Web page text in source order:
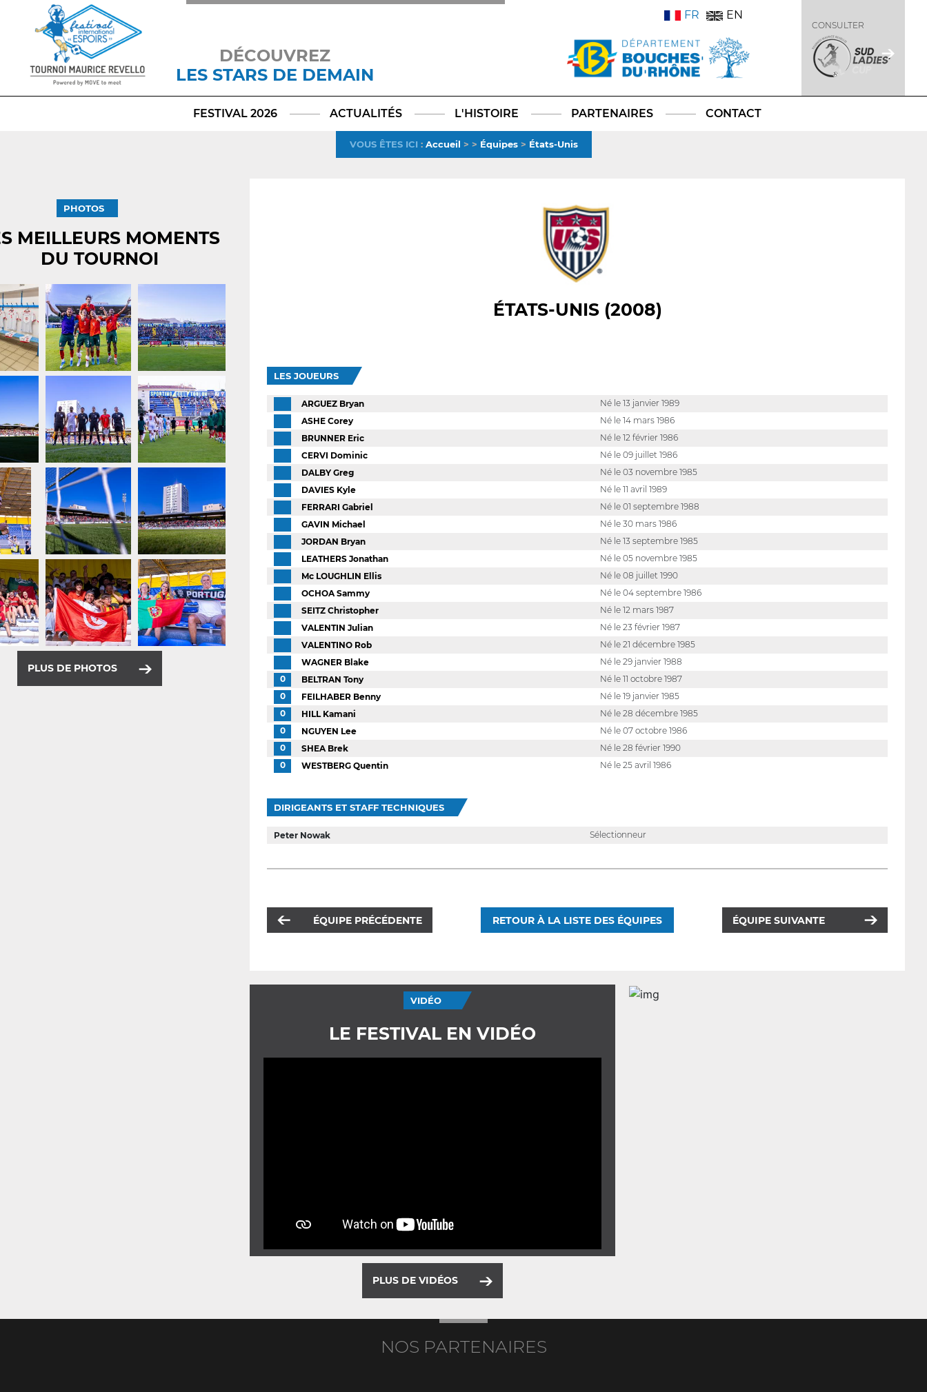
DÉCOUVREZ
LES STARS DE DEMAIN
TikTokLinkedIn
X
FR EN
CONSULTER
FESTIVAL 2026 ACTUALITÉS L'HISTOIRE PARTENAIRES CONTACT
VOUS ÊTES ICI : Accueil > > Équipes> États-Unis
PHOTOS
MEILLEURS MOMENTS
DU TOURNOI
PLUS DE PHOTOS
ÉTATS-UNIS (2008)
LES JOUEURS
ARGUEZ Bryan
Né le 13 janvier 1989
ASHE Corey
Né le 14 mars 1986
BRUNNER Eric
Né le 12 février 1986
CERVI Dominic
Né le 09 juillet 1986
DALBY Greg
Né le 03 novembre 1985
DAVIES Kyle
Né le 11 avril 1989
FERRARI Gabriel
Né le 01 septembre 1988
GAVIN Michael
Né le 30 mars 1986
JORDAN Bryan
Né le 13 septembre 1985
LEATHERS Jonathan
Né le 05 novembre 1985
Mc LOUGHLIN Ellis
Né le 08 juillet 1990
OCHOA Sammy
Né le 04 septembre 1986
SEITZ Christopher
Né le 12 mars 1987
VALENTIN Julian
Né le 23 février 1987
VALENTINO Rob
Né le 21 décembre 1985
WAGNER Blake
Né le 29 janvier 1988
0
BELTRAN Tony
Né le 11 octobre 1987
0
FEILHABER Benny
Né le 19 janvier 1985
0
HILL Kamani
Né le 28 décembre 1985
0
NGUYEN Lee
Né le 07 octobre 1986
0
SHEA Brek
Né le 28 février 1990
0
WESTBERG Quentin Né le 25 avril 1986
DIRIGEANTS ET STAFF TECHNIQUES
Peter Nowak Sélectionneur
ÉQUIPE PRÉCÉDENTE RETOUR À LA LISTE DES ÉQUIPES ÉQUIPE SUIVANTE
VIDÉO
LE FESTIVAL EN VIDÉO
PLUS DE VIDÉOS
NOS PARTENAIRES